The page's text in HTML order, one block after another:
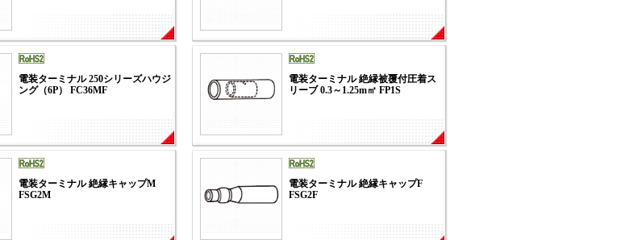
電装ターミナル 250シリーズハウジ
ング（6P） FC36MF
電装ターミナル 絶縁被覆付圧着ス
リーブ 0.3～1.25m㎡ FP1S
電装ターミナル 絶縁キャップM
FSG2M
電装ターミナル 絶縁キャップF
FSG2F